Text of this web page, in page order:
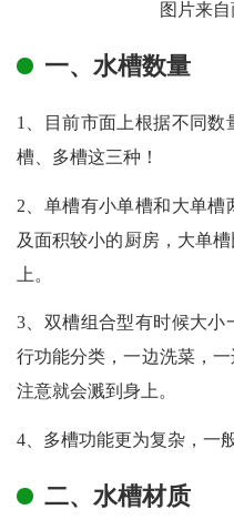
图片来
一、水槽数量
1、目前市面上根据不同数
槽、多槽这三种！
2、单槽有小单槽和大单槽
及面积较小的厨房，大单
上。
3、双槽组合型有时候大
行功能分类，一边洗菜，
注意就会溅到身上。
4、多槽功能更为复杂，一
二、水槽材质